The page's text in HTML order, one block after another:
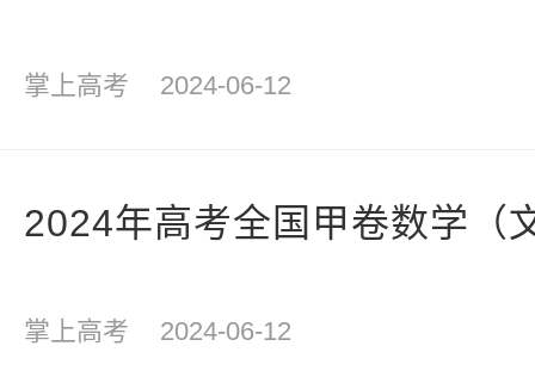
掌上高考 2024-06-12
2024年高考全国甲卷数学（
掌上高考 2024-06-12